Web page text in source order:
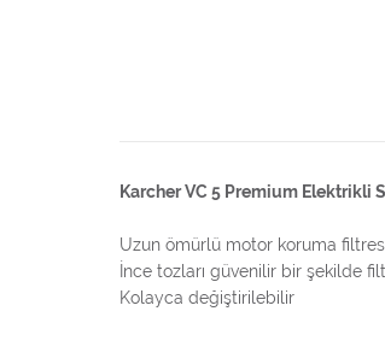
Karcher VC 5 Premium Elektrikli
Uzun ömürlü motor koruma
İnce tozları güvenilir bir şekilde
Kolayca değiştirilebilir